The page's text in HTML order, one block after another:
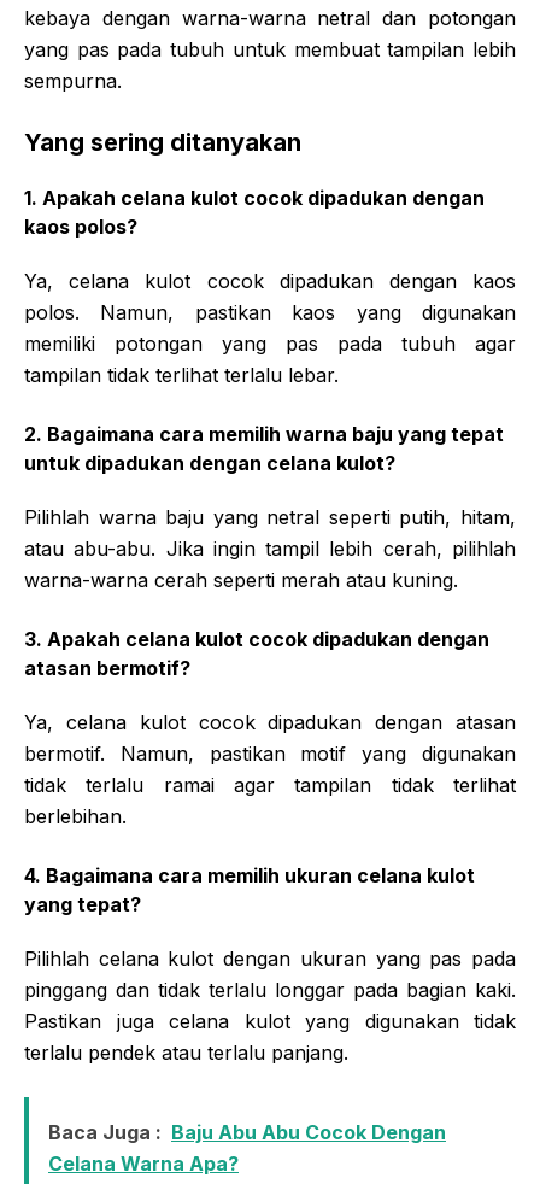
kebaya dengan warna-warna netral dan potongan
yang pas pada tubuh untuk membuat tampilan lebih
sempurna.
Yang sering ditanyakan
1. Apakah celana kulot cocok dipadukan dengan
kaos polos?
Ya, celana kulot cocok dipadukan dengan kaos
polos. Namun, pastikan kaos yang digunakan
memiliki potongan yang pas pada tubuh agar
tampilan tidak terlihat terlalu lebar.
2. Bagaimana cara memilih warna baju yang tepat
untuk dipadukan dengan celana kulot?
Pilihlah warna baju yang netral seperti putih, hitam,
atau abu-abu. Jika ingin tampil lebih cerah, pilihlah
warna-warna cerah seperti merah atau kuning.
3. Apakah celana kulot cocok dipadukan dengan
atasan bermotif?
Ya, celana kulot cocok dipadukan dengan atasan
bermotif. Namun, pastikan motif yang digunakan
tidak terlalu ramai agar tampilan tidak terlihat
berlebihan.
4. Bagaimana cara memilih ukuran celana kulot
yang tepat?
Pilihlah celana kulot dengan ukuran yang pas pada
pinggang dan tidak terlalu longgar pada bagian kaki.
Pastikan juga celana kulot yang digunakan tidak
terlalu pendek atau terlalu panjang.
Baca Juga : Baju Abu Abu Cocok Dengan
Celana Warna Apa?